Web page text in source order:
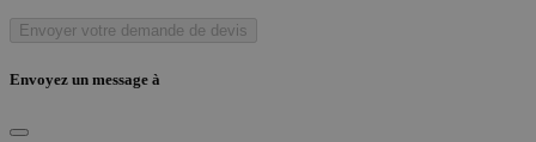
Envoyer votre demande de devis
Envoyez un message à